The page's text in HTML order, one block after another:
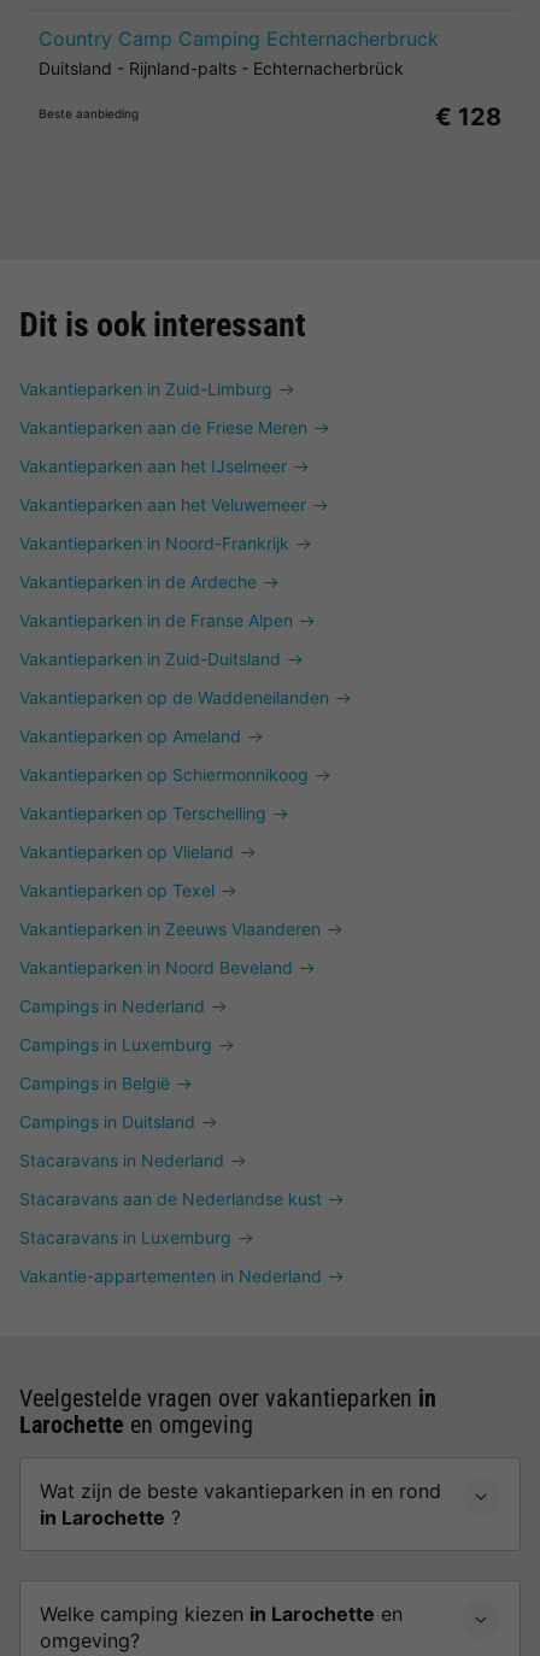
Country Camp Camping Echternacherbruck
Duitsland - Rijnland-palts - Echternacherbrück
Beste aanbieding € 128
Dit is ook interessant
Vakantieparken in Zuid-Limburg
Vakantieparken aan de Friese Meren
Vakantieparken aan het IJselmeer
Vakantieparken aan het Veluwemeer
Vakantieparken in Noord-Frankrijk
Vakantieparken in de Ardeche
Vakantieparken in de Franse Alpen
Vakantieparken in Zuid-Duitsland
Vakantieparken op de Waddeneilanden
Vakantieparken op Ameland
Vakantieparken op Schiermonnikoog
Vakantieparken op Terschelling
Vakantieparken op Vlieland
Vakantieparken op Texel
Vakantieparken in Zeeuws Vlaanderen
Vakantieparken in Noord Beveland
Campings in Nederland
Campings in Luxemburg
Campings in België
Campings in Duitsland
Stacaravans in Nederland
Stacaravans aan de Nederlandse kust
Stacaravans in Luxemburg
Vakantie-appartementen in Nederland
Veelgestelde vragen over vakantieparken in
Larochette en omgeving
Wat zijn de beste vakantieparken in en rond
in Larochette ?
Welke camping kiezen in Larochette en
omgeving?